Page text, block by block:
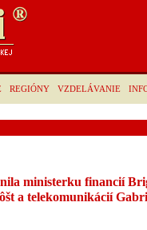
REGIÓNY VZDELÁVANIE
ministerku financií
a telekomunikácií